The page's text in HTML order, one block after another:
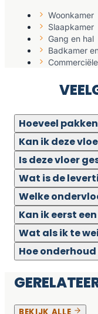
Woonkamer
Slaapkamer
Gang en hal
Badkamer
Hoeveel
Kan ik deze
Is deze vloer
Wat is de
Welke
Kan ik eerst
Wat als ik te
Hoe